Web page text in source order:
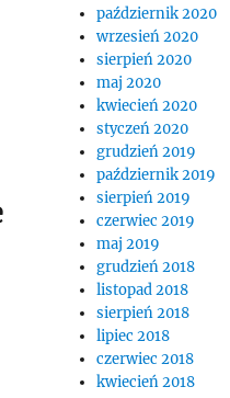
październik 2020
wrzesień 2020
sierpień 2020
maj 2020
kwiecień 2020
styczeń 2020
grudzień 2019
październik 2019
sierpień 2019
czerwiec 2019
maj 2019
grudzień 2018
listopad 2018
sierpień 2018
lipiec 2018
czerwiec 2018
kwiecień 2018